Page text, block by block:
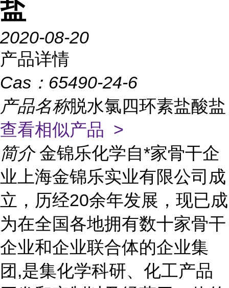
盐
2020-08-20
产品详情
Cas： 65490-24-6
产品名称脱水氯四环素盐酸盐
查看相似产品 >
简介 金锦乐化学自*家骨干企
业上海金锦乐实业有限公司成
立，历经20余年发展，现已成
为在全国各地拥有数十家骨干
企业和企业联合体的企业集
团,是集化学科研、化工产品